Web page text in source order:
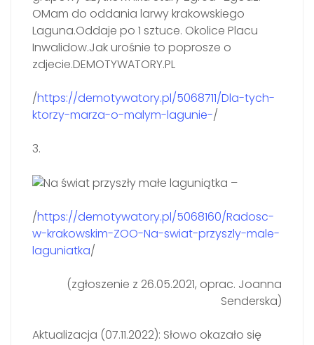
/https://demotywatory.pl/5068711/Dla-tych-
ktorzy-marza-o-malym-lagunie-/
3.
/https://demotywatory.pl/5068160/Radosc-
w-krakowskim-ZOO-Na-swiat-przyszly-male-
laguniatka/
(zgłoszenie z 26.05.2021, oprac. Joanna
Senderska)
Aktualizacja (07.11.2022): Słowo okazało się